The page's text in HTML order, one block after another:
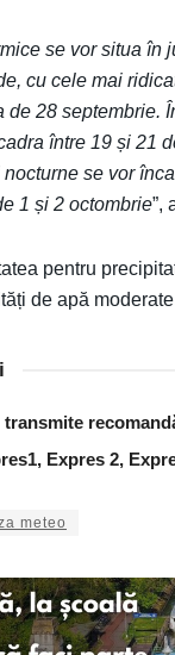
se vor situa
cu cele mai
28 septembrie.
între 19 și 21
se vor
1 și 2 octombrie”,
pentru
de apă
Expres 2,
meteo